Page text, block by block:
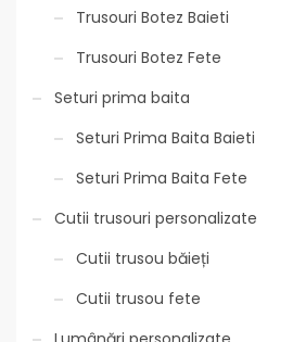
Trusouri Botez Baieti
Trusouri Botez Fete
Seturi prima baita
Seturi Prima Baita Baieti
Seturi Prima Baita Fete
Cutii trusouri personalizate
Cutii trusou băieți
Cutii trusou fete